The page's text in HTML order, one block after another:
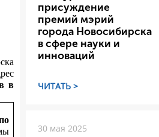
в
присуждение
премий мэрий
города Новосибирска
в сфере науки и
инноваций
ЧИТАТЬ >
30 мая 2025